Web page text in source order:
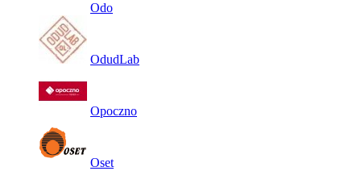
Odo
OdudLab
Opoczno
Oset